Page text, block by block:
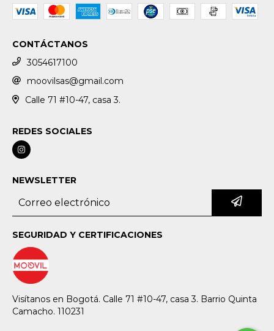
CONTÁCTANOS
3054617100
moovilsas@gmail.com
Calle 71 #10-47, casa 3.
REDES SOCIALES
NEWSLETTER
SEGURIDAD Y CERTIFICACIONES
Visítanos en Bogotá. Calle 71 #10-47, casa 3. Barrio Quinta
Camacho. 110231